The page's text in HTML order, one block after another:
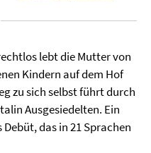
lebt die Mutter von
Kindern auf dem Hof
zu sich selbst führt durch
Ausgesiedelten. Ein
das in 21 Sprachen